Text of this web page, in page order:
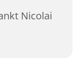
Nicolai